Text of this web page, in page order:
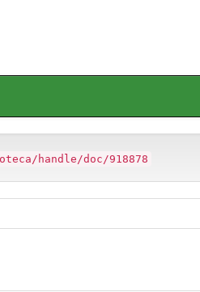
handle/doc/918878